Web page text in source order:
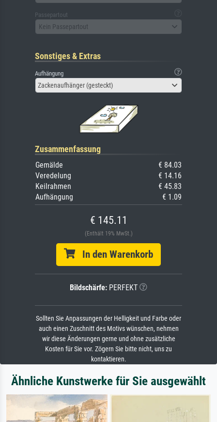
Passepartout
Kein Passepartout
Sonstiges & Extras
Aufhängung
Zackenaufhänger (gesteckt)
Zusammenfassung
Gemälde
€ 84.03
Veredelung
€ 14.16
Keilrahmen
€ 45.83
Aufhängung
€ 1.09
€ 145.11
(Enthält 19% MwSt.)
In den Warenkorb
Bildschärfe: PERFEKT
Sollten Sie Anpassungen der Helligkeit und Farbe oder
auch einen Zuschnitt des Motivs wünschen, nehmen
wir diese Änderungen gerne und ohne zusätzliche
Kosten für Sie vor. Zögern Sie bitte nicht, uns zu
kontaktieren.
Ähnliche Kunstwerke für Sie ausgewählt